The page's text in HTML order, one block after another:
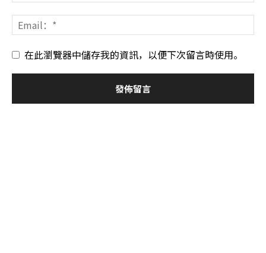
在此瀏覽器中儲存我的資訊，以便下次留言時使用。